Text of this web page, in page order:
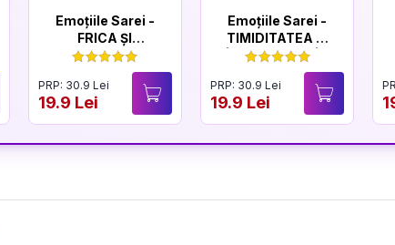
Emoțiile Sarei -
FRICA ȘI
CURAJUL
PRP: 30.9 Lei
19.9 Lei
Emoțiile Sarei -
TIMIDITATEA ȘI
ÎNCREDEREA ÎN
PRP: 30.9 Lei
19.9 Lei